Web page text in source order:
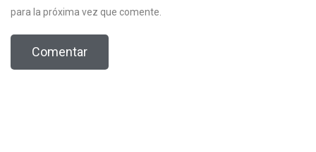
para la próxima vez que comente.